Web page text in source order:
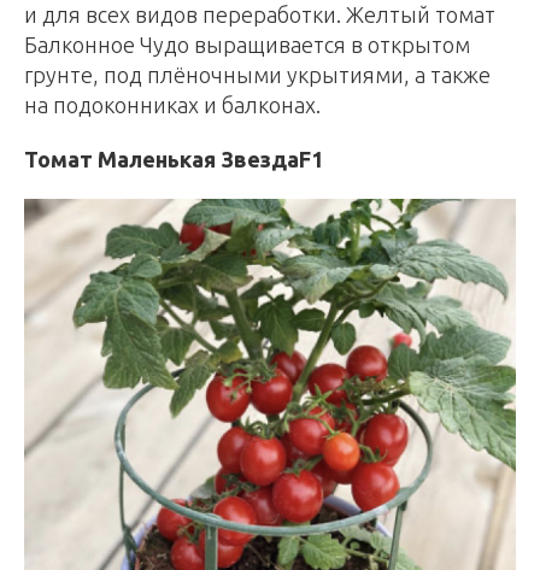
и для всех видов переработки. Желтый томат
Балконное Чудо выращивается в открытом
грунте, под плёночными укрытиями, а также
на подоконниках и балконах.
Томат Маленькая ЗвездаF1